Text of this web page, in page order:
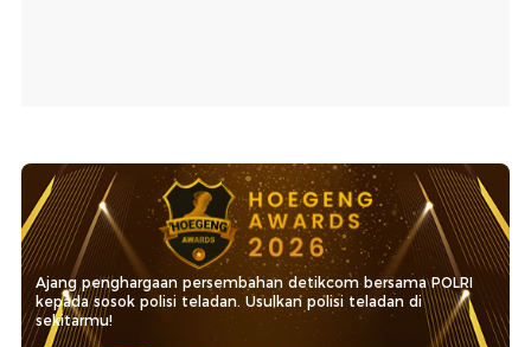
Ajang penghargaan persembahan detikcom bersama POLRI
kepada sosok polisi teladan. Usulkan polisi teladan di
sekitarmu!